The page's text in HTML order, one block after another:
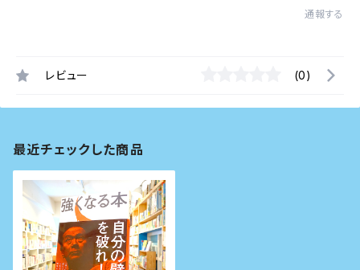
通報する
レビュー (0)
最近チェックした商品